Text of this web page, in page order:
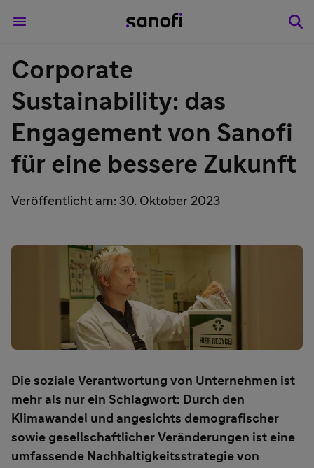
Corporate
Sustainability: das
Engagement von Sanofi
für eine bessere Zukunft
Veröffentlicht am: 30. Oktober 2023
Die soziale Verantwortung von Unternehmen ist
mehr als nur ein Schlagwort: Durch den
Klimawandel und angesichts demografischer
sowie gesellschaftlicher Veränderungen ist eine
umfassende Nachhaltigkeitsstrategie von